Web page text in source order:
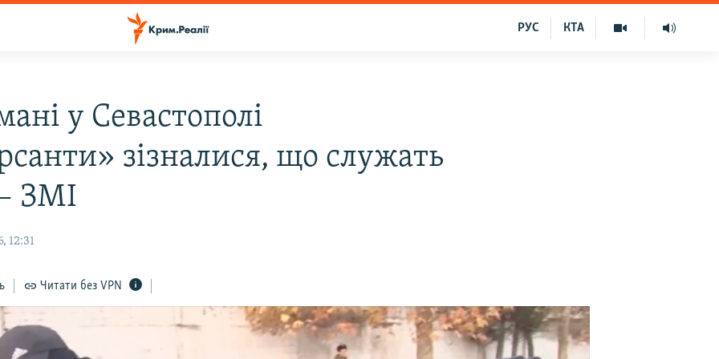
КТА
РУС
у Севастополі
зізналися, що служать
ЗМІ
12:31
Читати без VPN